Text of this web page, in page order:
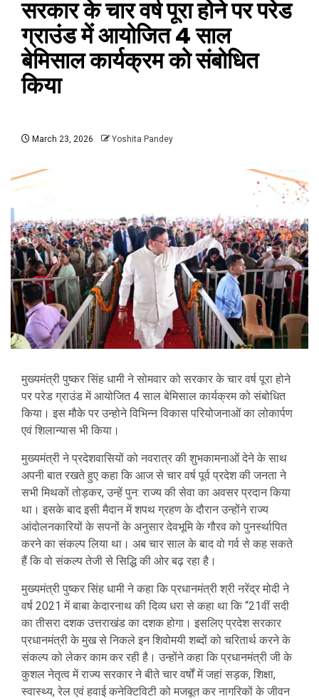
सरकार के चार वर्ष पूरा होने पर परेड
ग्राउंड में आयोजित 4 साल
बेमिसाल कार्यक्रम को संबोधित
किया
March 23, 2026 Yoshita Pandey
मुख्यमंत्री पुष्कर सिंह धामी ने सोमवार को सरकार के चार वर्ष पूरा होने
पर परेड ग्राउंड में आयोजित 4 साल बेमिसाल कार्यक्रम को संबोधित
किया। इस मौके पर उन्होने विभिन्न विकास परियोजनाओं का लोकार्पण
एवं शिलान्यास भी किया।
मुख्यमंत्री ने प्रदेशवासियों को नवरात्र की शुभकामनाओं देने के साथ
अपनी बात रखते हुए कहा कि आज से चार वर्ष पूर्व प्रदेश की जनता ने
सभी मिथकों तोड़कर, उन्हें पुन: राज्य की सेवा का अवसर प्रदान किया
था। इसके बाद इसी मैदान में शपथ ग्रहण के दौरान उन्होंने राज्य
आंदोलनकारियों के सपनों के अनुसार देवभूमि के गौरव को पुनर्स्थापित
करने का संकल्प लिया था। अब चार साल के बाद वो गर्व से कह सकते
हैं कि वो संकल्प तेजी से सिद्धि की ओर बढ़ रहा है।
मुख्यमंत्री पुष्कर सिंह धामी ने कहा कि प्रधानमंत्री श्री नरेंद्र मोदी ने
वर्ष 2021 में बाबा केदारनाथ की दिव्य धरा से कहा था कि “21वीं सदी
का तीसरा दशक उत्तराखंड का दशक होगा। इसलिए प्रदेश सरकार
प्रधानमंत्री के मुख से निकले इन शिवोमयी शब्दों को चरितार्थ करने के
संकल्प को लेकर काम कर रही है। उन्होंने कहा कि प्रधानमंत्री जी के
कुशल नेतृत्व में राज्य सरकार ने बीते चार वर्षों में जहां सड़क, शिक्षा,
स्वास्थ्य, रेल एवं हवाई कनेक्टिविटी को मजबूत कर नागरिकों के जीवन